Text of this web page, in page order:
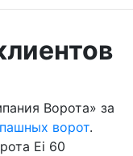
Ворота» за
ворот.
Ei 60